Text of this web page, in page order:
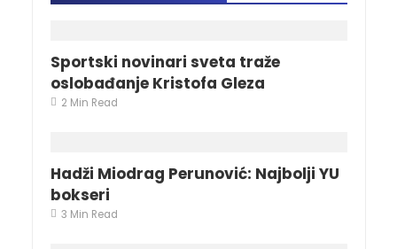
Sportski novinari sveta traže
oslobađanje Kristofa Gleza
2 Min Read
Hadži Miodrag Perunović: Najbolji YU
bokseri
3 Min Read